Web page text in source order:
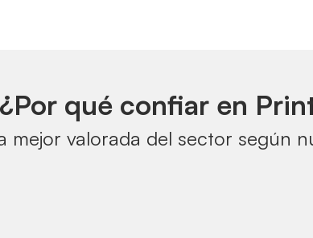
¿Por qué confiar en
mejor valorada del sector según